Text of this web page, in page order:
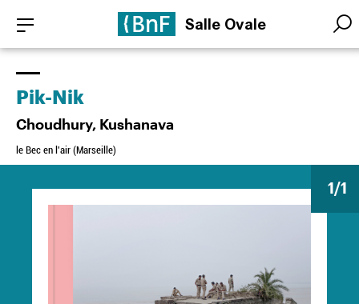
contenu
principal
Salle Ovale
1/1
Pik-Nik
Choudhury, Kushanava
le Bec en l'air (Marseille)
Panneau de gestion des cookies